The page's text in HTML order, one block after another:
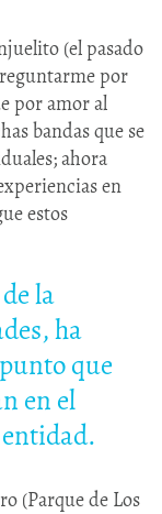
(el pasado
por
por amor al
bandas que se
ahora
en
estos
la
ha
que
en el
(Parque de Los